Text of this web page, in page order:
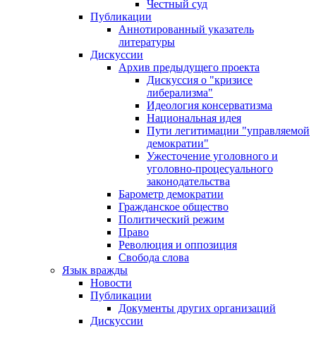
Честный суд
Публикации
Аннотированный указатель
литературы
Дискуссии
Архив предыдущего проекта
Дискуссия о "кризисе
либерализма"
Идеология консерватизма
Национальная идея
Пути легитимации "управляемой
демократии"
Ужесточение уголовного и
уголовно-процесуального
законодательства
Барометр демократии
Гражданское общество
Политический режим
Право
Революция и оппозиция
Свобода слова
Язык вражды
Новости
Публикации
Документы других организаций
Дискуссии